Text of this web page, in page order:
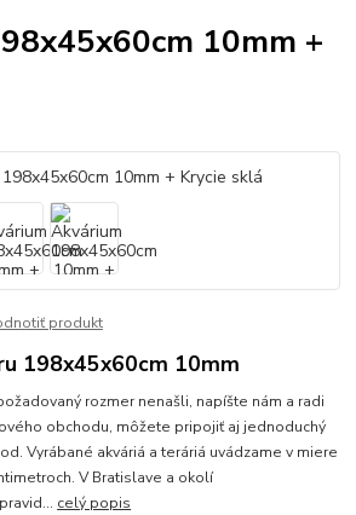
10mm +
produkt
198x45x60cm 10mm
rozmer nenašli, napíšte nám a radi
obchodu, môžete pripojiť aj jednoduchý
Vyrábané akváriá a teráriá uvádzame v miere
V Bratislave a okolí
celý popis